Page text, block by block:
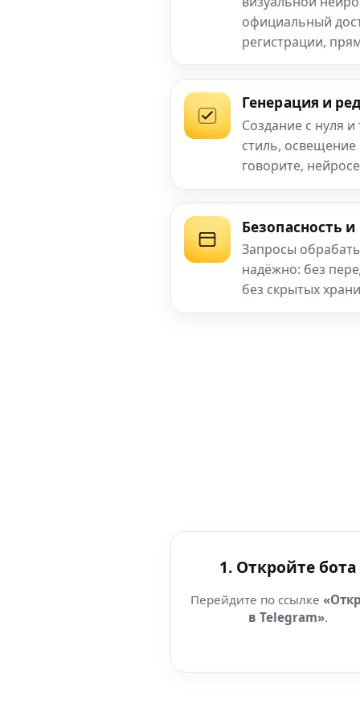
официальный
регистрации,
Генерация и
Создание с нуля
стиль,
говорите,
Безопасность
Запросы
надёжно: без
без скрытых
1. Откройте бота
Перейдите по ссылке
в Telegram».